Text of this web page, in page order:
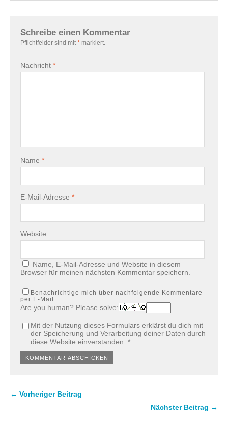
Schreibe einen Kommentar
Pflichtfelder sind mit * markiert.
Nachricht *
Name *
E-Mail-Adresse *
Website
Name, E-Mail-Adresse und Website in diesem
Browser für meinen nächsten Kommentar speichern.
Benachrichtige mich über nachfolgende Kommentare
per E-Mail.
Are you human? Please solve:
Mit der Nutzung dieses Formulars erklärst du dich mit
der Speicherung und Verarbeitung deiner Daten durch
diese Website einverstanden. *
← Vorheriger Beitrag
Nächster Beitrag →